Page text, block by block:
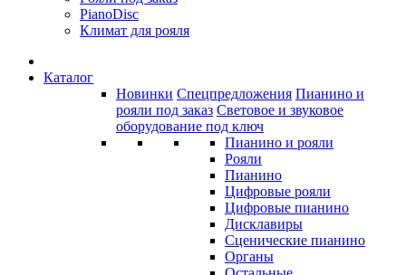
PianoDisc
Климат для рояля
Каталог
Новинки Спецпредложения Пианино и
рояли под заказ Световое и звуковое
оборудование под ключ
Пианино и рояли
Рояли
Пианино
Цифровые рояли
Цифровые пианино
Дисклавиры
Сценические пианино
Органы